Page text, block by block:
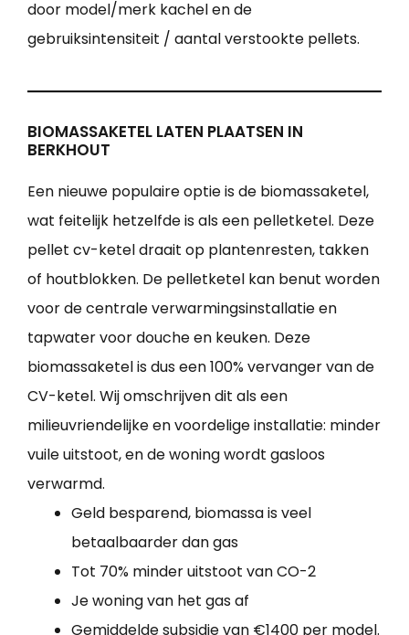
door model/merk kachel en de
gebruiksintensiteit / aantal verstookte pellets.
BIOMASSAKETEL LATEN PLAATSEN IN
BERKHOUT
Een nieuwe populaire optie is de biomassaketel,
wat feitelijk hetzelfde is als een pelletketel. Deze
pellet cv-ketel draait op plantenresten, takken
of houtblokken. De pelletketel kan benut worden
voor de centrale verwarmingsinstallatie en
tapwater voor douche en keuken. Deze
biomassaketel is dus een 100% vervanger van de
CV-ketel. Wij omschrijven dit als een
milieuvriendelijke en voordelige installatie: minder
vuile uitstoot, en de woning wordt gasloos
verwarmd.
Geld besparend, biomassa is veel
betaalbaarder dan gas
Tot 70% minder uitstoot van CO-2
Je woning van het gas af
Gemiddelde subsidie van €1400 per model.